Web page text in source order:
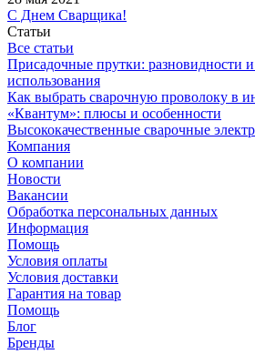
С Днем Сварщика!
Статьи
Все статьи
Присадочные прутки: разновидности
использования
Как выбрать сварочную проволоку в
«Квантум»: плюсы и особенности
Высококачественные сварочные
Компания
О компании
Новости
Вакансии
Обработка персональных данных
Информация
Помощь
Условия оплаты
Условия доставки
Гарантия на товар
Помощь
Блог
Бренды